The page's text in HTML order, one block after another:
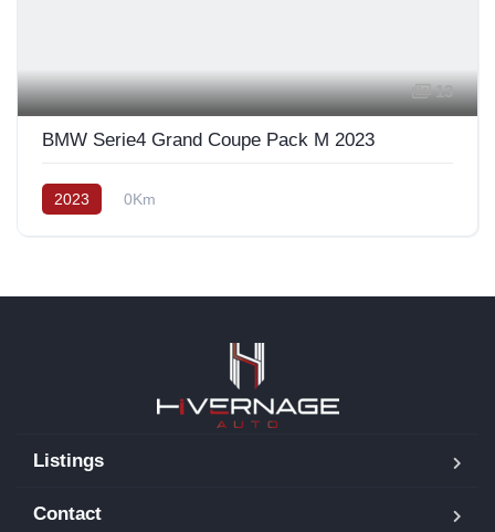
13
BMW Serie4 Grand Coupe Pack M 2023
2023 0Km
Listings
Contact